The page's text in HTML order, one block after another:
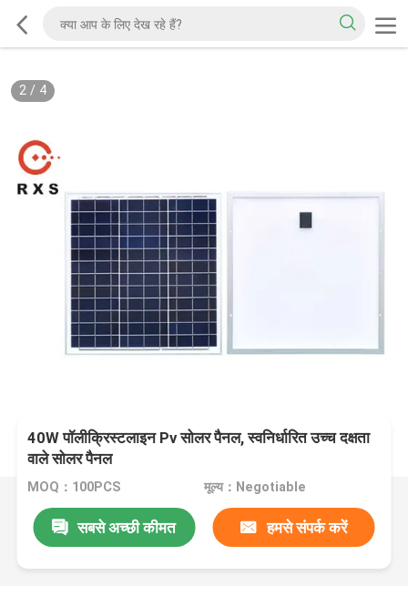
3/ 4
40W पॉलीक्रिस्टलाइन Pv सोलर पैनल, स्वनिर्धारित उच्च दक्षता
वाले सोलर पैनल
MOQ：100PCS मूल्य：Negotiable
सबसे अच्छी कीमत हमसे संपर्क करें